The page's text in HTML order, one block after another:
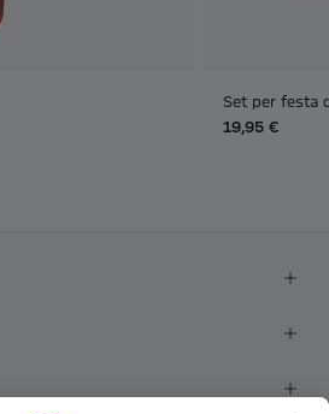
Set per festa
19,95 €